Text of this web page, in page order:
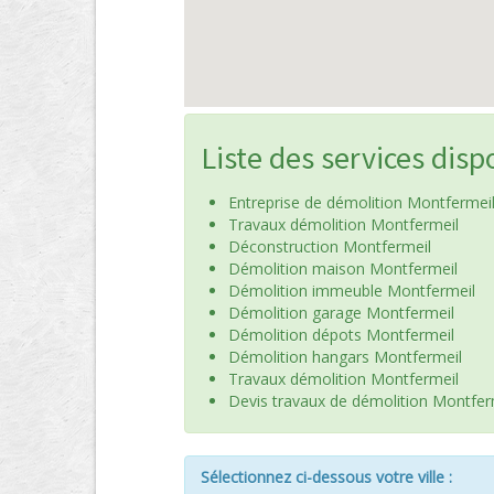
Liste des services
Entreprise de démolition Montfermeil
Travaux démolition Montfermeil
Déconstruction Montfermeil
Démolition maison Montfermeil
Démolition immeuble Montfermeil
Démolition garage Montfermeil
Démolition dépots Montfermeil
Démolition hangars Montfermeil
Travaux démolition Montfermeil
Devis travaux de démolition
Sélectionnez ci-dessous votre ville :